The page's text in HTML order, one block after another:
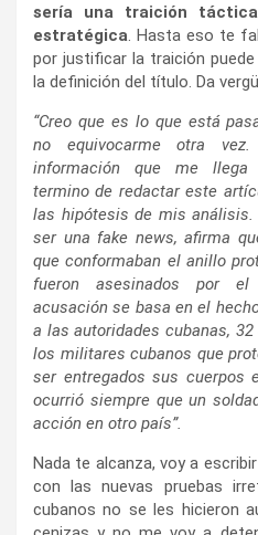
sería una traición
estratégica. Hasta eso te
por justificar la traición
la definición del título. Da
“Creo que es lo que está
no equivocarme otra
información que me llega
termino de redactar este
las hipótesis de mis
ser una fake news, afirma
que conformaban el anillo
fueron asesinados por el
acusación se basa en el
a las autoridades cubanas,
los militares cubanos que
ser entregados sus
ocurrió siempre que un
acción en otro país”.
Nada te alcanza, voy a
con las nuevas pruebas
cubanos no se les hicieron